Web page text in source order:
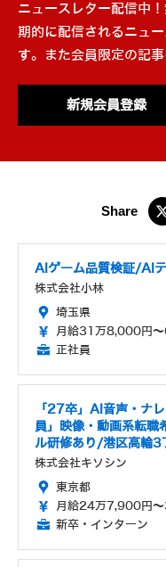
ニュースレター配信中
期的に配信されるニュ
す。また会員限定の記
新規会員登録
AIゲーム品質検証/AI
株式会社小林
埼玉県
月給31万8,000円～
正社員
「27卒」AI音声・ナ
員」映像・動画系転職
ル研修あり/港区高輪3
株式会社キソシン
東京都
月給24万7,900円～
新卒・インターン